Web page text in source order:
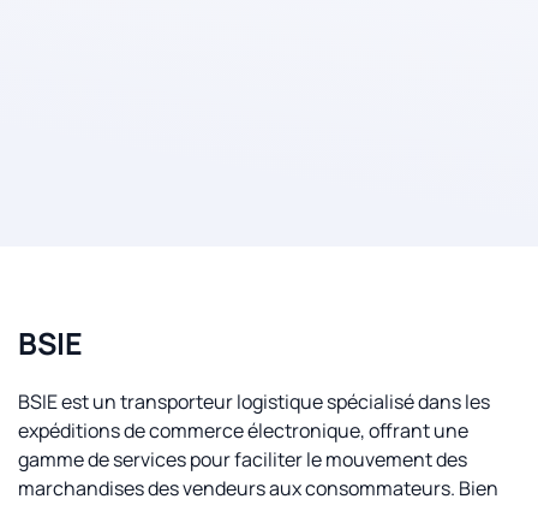
BSIE
BSIE est un transporteur logistique spécialisé dans les
expéditions de commerce électronique, offrant une
gamme de services pour faciliter le mouvement des
marchandises des vendeurs aux consommateurs. Bien